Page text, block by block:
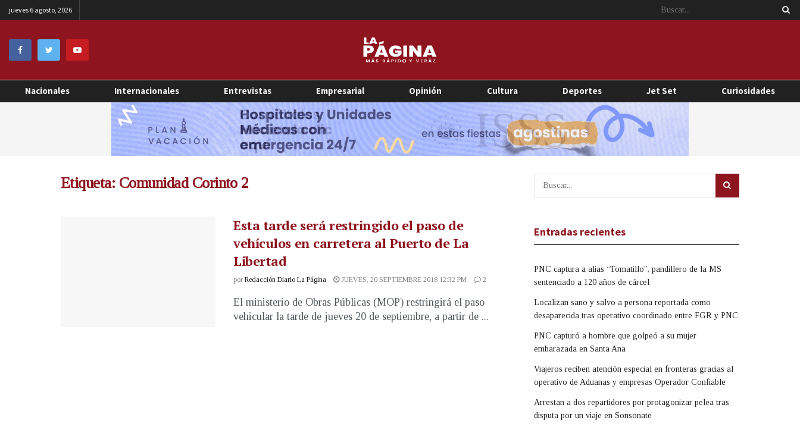
jueves 6 agosto, 2026
Nacionales Internacionales Entrevistas Empresarial Opinión Cultura Deportes Jet Set Curiosidades
Etiqueta: Comunidad Corinto 2
Esta tarde será restringido el paso de
vehículos en carretera al Puerto de La
Libertad
por Redacción Diario La Página JUEVES, 20 SEPTIEMBRE 2018 12:32 PM 2
El ministerio de Obras Públicas (MOP) restringirá el paso
vehicular la tarde de jueves 20 de septiembre, a partir de ...
Entradas recientes
PNC captura a alias “Tomatillo”, pandillero de la MS
sentenciado a 120 años de cárcel
Localizan sano y salvo a persona reportada como
desaparecida tras operativo coordinado entre FGR y PNC
PNC capturó a hombre que golpeó a su mujer
embarazada en Santa Ana
Viajeros reciben atención especial en fronteras gracias al
operativo de Aduanas y empresas Operador Confiable
Arrestan a dos repartidores por protagonizar pelea tras
disputa por un viaje en Sonsonate